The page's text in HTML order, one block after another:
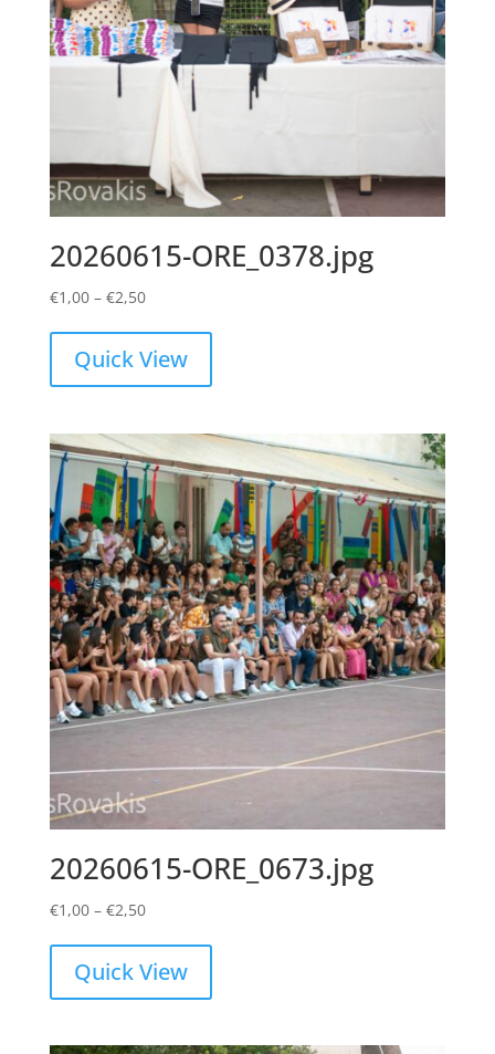
20260615-ORE_0378.jpg
€1,00 – €2,50Price
€1,00
through
Quick View
20260615-ORE_0673.jpg
€1,00 – €2,50Price
€1,00
through
Quick View